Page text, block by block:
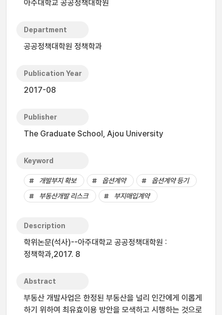
아주대학교 공공정책대학원
Department
공공정책대학원 정책학과
Publication Year
2017-08
Publisher
The Graduate School, Ajou University
Keyword
개발부지 확보 옵션계약
옵션계약 등기
부동산개발 리스크
부지매입계약
Description
학위논문(석사)--아주대학교 공공정책대학원 :
정책학과,2017. 8
Abstract
부동산 개발사업은 한정된 부동산을 널리 인간에게 이롭게
하기 위하여 최유효이용 방안을 모색하고 시행하는 것으로